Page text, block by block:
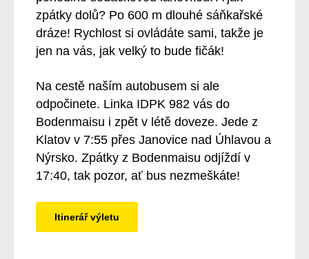
zpátky dolů? Po 600 m dlouhé sáňkařské
dráze! Rychlost si ovládáte sami, takže je
jen na vás, jak velký to bude fičák!
Na cestě naším autobusem si ale
odpočinete. Linka IDPK 982 vás do
Bodenmaisu i zpět v létě doveze. Jede z
Klatov v 7:55 přes Janovice nad Úhlavou a
Nýrsko. Zpátky z Bodenmaisu odjíždí v
17:40, tak pozor, ať bus nezmeškáte!
Itinerář výletu